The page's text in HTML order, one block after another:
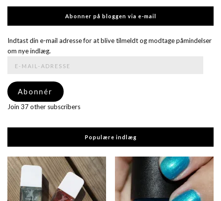
Abonner på bloggen via e-mail
Indtast din e-mail adresse for at blive tilmeldt og modtage påmindelser
om nye indlæg.
adresse
Abonnér
Join 37 other subscribers
Populære indlæg